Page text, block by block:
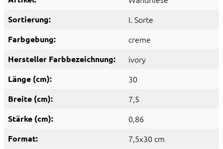
Sortierung: I. Sorte
Farbgebung: creme
Hersteller Farbbezeichnung: ivory
Länge (cm): 30
Breite (cm): 7,5
Stärke (cm): 0,86
Format: 7,5x30 cm